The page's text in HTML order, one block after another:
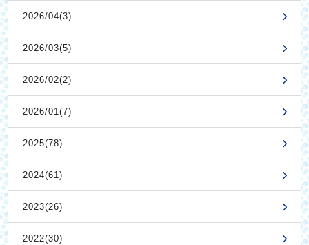
2026/04(3)
2026/03(5)
2026/02(2)
2026/01(7)
2025(78)
2024(61)
2023(26)
2022(30)